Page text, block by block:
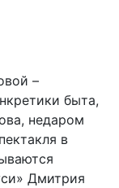
–
быта,
недаром
в
Дмитрия